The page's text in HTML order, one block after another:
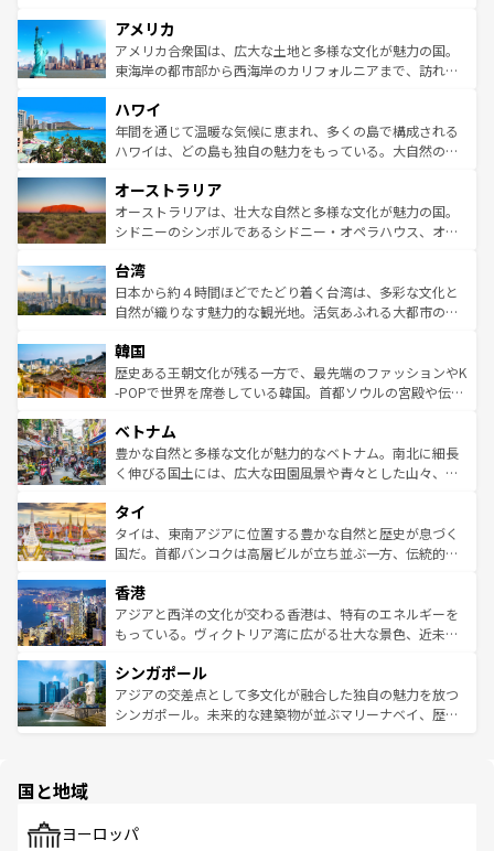
ンツ一覧を参照してほしい。
の建物がそのまま残る町や、スイスならではのユニークな
博物館もあり、アルプス観光だけでなく町歩きも満喫する
ことができる。国民の所得が高いため物価も高いが、旅行
ば市内交通費無料で観光を楽しむこともできる。 なお、新
着のスイス情報はコンテンツ一覧 を参照してほしい。
アメリカ
アメリカ合衆国は、広大な土地と多様な文化が魅力の国。
東海岸の都市部から西海岸のカリフォルニアまで、訪れる
のような巨大都市は、観光、ショッピング、エンターテイ
ンメントが詰まった刺激的なスポットだ。一方、アメリカ
西部には大自然が広がり、グランドキャニオンやイエロー
部のニューオーリンズでは、音楽と美食が融合した独特の
文化が魅力。旅行者はアメリカの各地域で異なる魅力を楽
しみながら、その多様性と豊かな歴史を感じることができ
ならではの贅沢な旅のスタイルだ。 なお、新着のアメリカ
情報はコンテンツ一覧を参照してほしい。
ハワイ
年間を通じて温暖な気候に恵まれ、多くの島で構成される
ハワイは、どの島も独自の魅力をもっている。大自然の神
ワイ島は見逃せない。また、定番の観光地といえばオアフ
島だが、静かな自然を求めるならマウイ島やカウアイ島が
おすすめ。エメラルドグリーンに輝く海をはじめ、豊かな
れるおもてなしの心で訪れる人々を迎えてくれるハワイの
人々、おいしいローカルフードやハワイアンミュージッ
ク、伝統的なフラダンスなど、すべてがハワイの魅力を彩
ワイを、存分に味わってほしい。 なお、新着のハワイ情報
はコンテンツ一覧を参照してほしい。
オーストラリア
オーストラリアは、壮大な自然と多様な文化が魅力の国。
シドニーのシンボルであるシドニー・オペラハウス、オー
リアリーフや大陸中央部にそびえるウルル（エアーズロッ
ク）、タスマニアの美しい原生林やケアンズの熱帯雨林な
ど、見どころがたくさん。また、カフェやワイン、オージ
いる。アクティビティも充実しており、サーフィンやダイ
ビング、ハイキングなど、アウトドア好きにはたまらな
い。オーストラリアの多彩な魅力を存分に味わいつくそ
参照してほしい。
台湾
日本から約４時間ほどでたどり着く台湾は、多彩な文化と
自然が織りなす魅力的な観光地。活気あふれる大都市の台
ン）、静ひつな山岳地帯である台湾東部など、都市の喧騒
と山間の静けさが共存しており、訪れる人に新しい発見と
驚きをもたらしてくれる。また、奥深い台湾の食文化も魅
容にもいいと評判のスイーツなど、バラエティ豊かな料理
が味わえる。 なお、新着の台湾情報は コンテンツ一覧を参
照してほしい。
韓国
歴史ある王朝文化が残る一方で、最先端のファッションやK
-POPで世界を席巻している韓国。首都ソウルの宮殿や伝統
き、地方に足を延ばせば四季折々の自然美を楽しむことが
できる。そして、キムチや焼肉、絶品のストリートフード
まで、さまざまな韓国料理が待っている。夜には、韓国な
リティに包まれながら、韓国の多彩な魅力を心ゆくまで味
わってみてほしい。 なお、新着の韓国情報はコンテンツ一
覧を参照してほしい。
ベトナム
豊かな自然と多様な文化が魅力的なベトナム。南北に細長
く伸びる国土には、広大な田園風景や青々とした山々、世
急速な発展と共に伝統が息づく。ハノイの古い町並みやホ
ーチミン市のフランス統治時代の建物も、独特の雰囲気を
醸し出している。また、バラエティの豊かさとおいしさで
とつ。フォーやバインミー、ベトナムコーヒーなどは、ぜ
ひ現地で味わいたい。どの地域を訪れてもあたたかい人々
が旅行者を迎えてくれるので、きっと忘れられない旅にな
参照してほしい。
タイ
タイは、東南アジアに位置する豊かな自然と歴史が息づく
国だ。首都バンコクは高層ビルが立ち並ぶ一方、伝統的な
の活気が交差している。北部ではチェンマイなどの山岳地
帯で自然と触れ合い、南部ではプーケットやクラビの美し
いビーチでリゾート気分を楽しむことができる。タイ料理
激する。気候は一年中温暖で、どの季節にも異なる楽しみ
が待っている。親しみやすいタイの人々、仏教を中心とし
た文化、そして多様な観光資源が、訪れる旅人を魅了し続
香港
アジアと西洋の文化が交わる香港は、特有のエネルギーを
もっている。ヴィクトリア湾に広がる壮大な景色、近未来
み、どこを訪れても感動するはず。観光スポットが密集し
ており、効率よく見どころを回れるのも魅力。息をのむよ
うな絶景から文化的な体験まで、香港を存分に楽しみ尽く
シンガポール
アジアの交差点として多文化が融合した独自の魅力を放つ
シンガポール。未来的な建築物が並ぶマリーナベイ、歴史
で、ホーカーズは地元の風情を楽しめる外せないスポット
国と地域
ヨーロッパ